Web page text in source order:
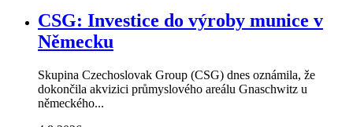
CSG: Investice do výroby munice v
Německu
Skupina Czechoslovak Group (CSG) dnes oznámila, že
dokončila akvizici průmyslového areálu Gnaschwitz u
německého...